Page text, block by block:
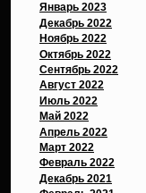
Январь 2023
Декабрь 2022
Ноябрь 2022
Октябрь 2022
Сентябрь 2022
Август 2022
Июль 2022
Май 2022
Апрель 2022
Март 2022
Февраль 2022
Декабрь 2021